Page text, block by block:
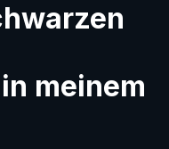
meinem